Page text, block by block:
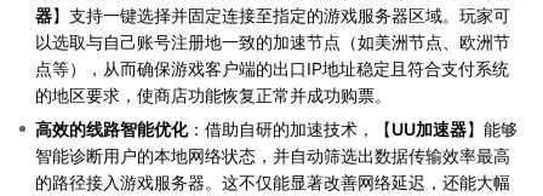
器】支持一键选择并固定连接至指定的游戏服务器区域。玩家可
以选取与自己账号注册地一致的加速节点（如美洲节点、欧洲节
点等），从而确保游戏客户端的出口IP地址稳定且符合支付系统
的地区要求，使商店功能恢复正常并成功购票。
高效的线路智能优化：借助自研的加速技术，【UU加速器】能够
智能诊断用户的本地网络状态，并自动筛选出数据传输效率最高
的路径接入游戏服务器。这不仅能显著改善网络延迟，还能大幅